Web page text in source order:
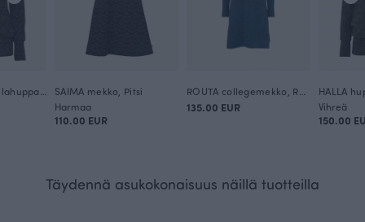
KUURA merinovillahuppari, Käpälikkö
SAIMA mekko, Pitsi
Harmaa
110.00 EUR
ROUTA collegemekko, Rukinlapa
135.00 EUR
HALLA
Vihreä
150.00
Täydennä asukokonaisuus näillä tuotteilla